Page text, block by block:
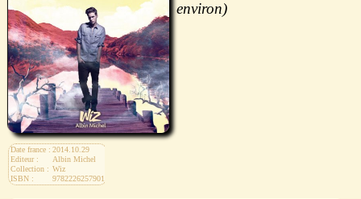
Date france : 2014.10.29
Editeur :
Albin Michel
Collection : Wiz
ISBN :
9782226257901